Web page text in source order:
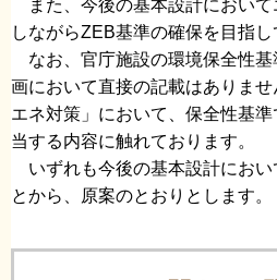
また、今後の基本設計において
しながらZEB基準の確保を目指し
なお、官庁施設の環境保全性基
画において直接の記載はありま
エネ対策」において、保全性基
当する内容に触れております。
いずれも今後の基本設計におい
とから、原案のとおりとします。